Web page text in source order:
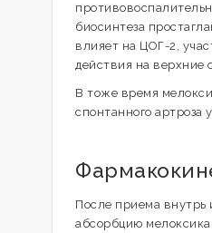
биосинтеза
влияет на ЦОГ-2,
действия на верхние
В тоже время
спонтанного артроза
После приема внутрь
абсорбцию